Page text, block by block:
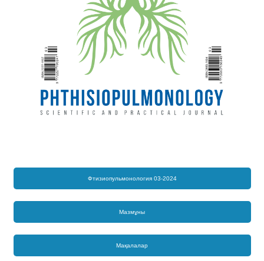
Фтизиопульмонология 03-2024
Мазмұны
Мақалалар